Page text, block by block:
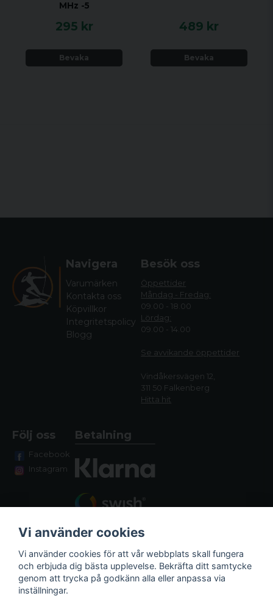
MHz -5
295 kr
Bevaka
489 kr
Bevaka
Navigera
Varumärken
Kontakta oss
Köpvillkor
Integritetspolicy
Blogg
Besök oss
Öppettider
Måndag - Fredag:
09.00 - 18.00
Lördag:
09.00 - 14.00
Se avvikande öppettider
Vindåkersvägen 12,
311 50 Falkenberg
Hitta hit
Följ oss
Facebook
Instagram
Betalning
Fraktalternativ
Vi använder cookies
Vi använder cookies för att vår webbplats skall fungera
och erbjuda dig bästa upplevelse. Bekräfta ditt samtycke
genom att trycka på godkänn alla eller anpassa via
inställningar.